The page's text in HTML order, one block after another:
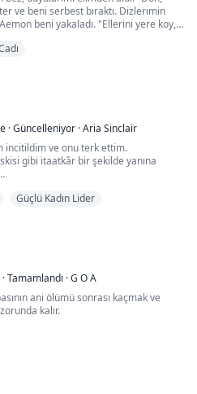
ve beni serbest bıraktı. Dizlerimin
beni yakaladı. "Ellerini yere koy,
edersi...
·Güncelleniyor ·Aria Sinclair
incitildim ve onu terk ettim.
gibi itaatkâr bir şekilde yanına
için yaşayacağım!
Güçlü Kadın Lider
·Tamamlandı ·G O A
ani ölümü sonrası kaçmak ve
kalır.
insanlardan oluşan kasabayı